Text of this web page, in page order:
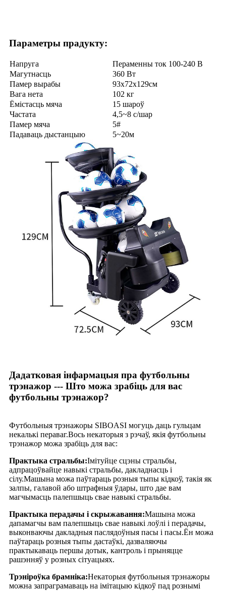
Параметры прадукту:
Напруга
Пераменны ток 100-240 В
Магутнасць
360 Вт
Памер вырабы
93x72x129см
Вага нета
102 кг
Ёмістасць мяча
15 шароў
Частата
4,5~8 с/шар
Памер мяча
5#
Падаваць дыстанцыю
5~20м
Дадатковая інфармацыя пра футбольны
трэнажор --- Што можа зрабіць для вас
футбольны трэнажор?
Футбольныя трэнажоры SIBOASI могуць даць гульцам
некалькі пераваг.Вось некаторыя з рэчаў, якія футбольны
трэнажор можа зрабіць для вас:
Практыка стральбы:Імітуйце сцэны стральбы,
адпрацоўвайце навыкі стральбы, дакладнасць і
сілу.Машына можа паўтараць розныя тыпы кідкоў, такія як
залпы, галавой або штрафныя ўдары, што дае вам
магчымасць палепшыць свае навыкі стральбы.
Практыка перадачы і скрыжавання:Машына можа
дапамагчы вам палепшыць свае навыкі лоўлі і перадачы,
выконваючы дакладныя паслядоўныя пасы і пасы.Ён можа
паўтараць розныя тыпы дастаўкі, дазваляючы
практыкаваць першы дотык, кантроль і прыняцце
рашэнняў у розных сітуацыях.
Трэніроўка брамніка:Некаторыя футбольныя трэнажоры
можна запраграмаваць на імітацыю кідкоў пад рознымі